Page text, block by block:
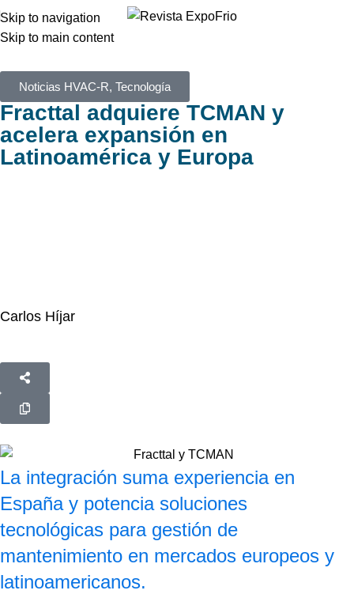
Skip to navigation
Skip to main content
Noticias HVAC-R, Tecnología
Fracttal adquiere TCMAN y
acelera expansión en
Latinoamérica y Europa
Carlos Híjar
La integración suma experiencia en
España y potencia soluciones
tecnológicas para gestión de
mantenimiento en mercados europeos y
latinoamericanos.